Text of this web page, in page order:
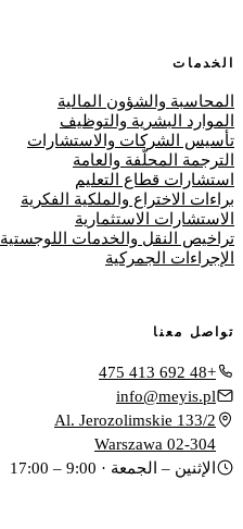
الخدمات
المحاسبة والشؤون المالية
الموارد البشرية والتوظيف
تأسيس الشركات والاستشارات
الترجمة المحلّفة والعامة
استشارات قطاع التعليم
براءات الاختراع والملكية الفكرية
الاستشارات الاستثمارية
تراخيص النقل والخدمات اللوجستية
الإجراءات الجمركية
تواصل معنا
+48 692 413 475
info@meyis.pl
Al. Jerozolimskie 133/2
02-304 Warszawa
الإثنين – الجمعة · 9:00 – 17:00